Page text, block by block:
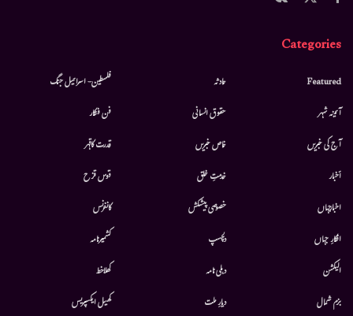
Categories
Featured
آئینہ شہر
آج کی خبریں
أخبار
اخبارجہاں
افکارِ جہاں
الیکشن
بزم شمال
حادثہ
حقوق انسانی
خاص خبریں
خدمتِ خلق
خصوصی پیشکش
دلچسپ
دہلی نامہ
دیارِ ملت
فلسطین- اسرائیل جنگ
فن فنکار
قدرت کاقہر
قوس قزح
کانفرنس
کشمیرنامہ
کھلاخط
کھیل ایکسپریس